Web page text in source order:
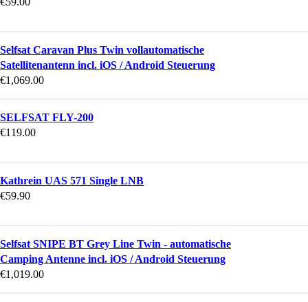
Selfsat Caravan Plus Twin vollautomatische
Satellitenantenn incl. iOS / Android Steuerung
€1,069.00
SELFSAT FLY-200
€119.00
Kathrein UAS 571 Single LNB
€59.90
Selfsat SNIPE BT Grey Line Twin - automatische
Camping Antenne incl. iOS / Android Steuerung
€1,019.00